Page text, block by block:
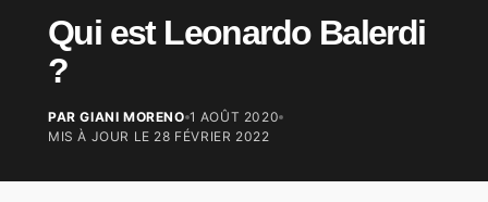
Qui est Leonardo Balerdi
?
PAR GIANI MORENO 1 AOÛT 2020
MIS À JOUR LE 28 FÉVRIER 2022